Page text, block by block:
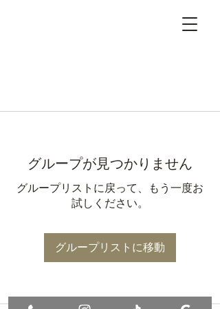
グループが見つかりません
グループリストに戻って、もう一度お
試しください。
グループリストに移動